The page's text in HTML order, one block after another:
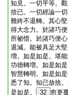
知見。一切平等。
捨已。一切經論一
難終不退轉。其心
得大念力。於諸巧
所祕惜。於諸巧便
退減。能被具足大
増。如是如是。堪
功徳轉増。如是如
智慧轉明。如是如
悉了知。知已放捨
是如是。
32 愈更